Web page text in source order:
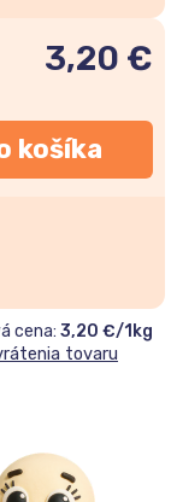
3,20 €
košíka
cena: 3,20 €/1kg
tovaru